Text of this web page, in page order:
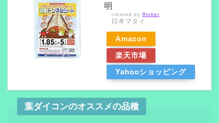
明
created by Rinker
日本マタイ
Amazon
楽天市場
Yahooショッピング
葉ダイコンのオススメの品種